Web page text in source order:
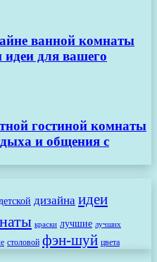
ванной комнаты
идеи для вашего
гостиной комнаты
и общения с
дизайна идеи
краски лучшие лучших
столовой фэн-шуй цвета